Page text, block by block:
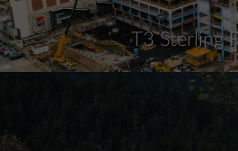
T3 Sterling